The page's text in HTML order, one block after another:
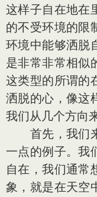
这样子自在地在
的不受环境的限
环境中能够洒脱
是非常非常相似
这类型的所谓的
洒脱的心，像这
我们从几个方向
首先，我们来
一点的例子。我
自在，我们通常
象，就是在天空